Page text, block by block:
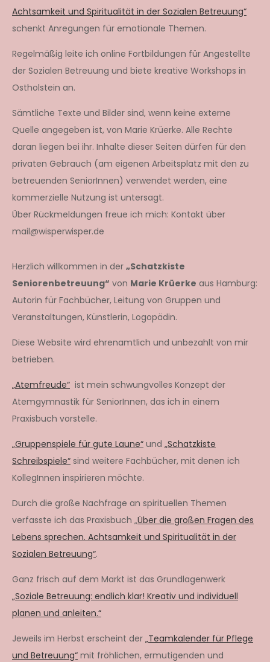
Achtsamkeit und Spiritualität in der Sozialen Betreuung“
schenkt Anregungen für emotionale Themen.
Regelmäßig leite ich online Fortbildungen für Angestellte
der Sozialen Betreuung und biete kreative Workshops in
Ostholstein an.
Sämtliche Texte und Bilder sind, wenn keine externe
Quelle angegeben ist, von Marie Krüerke. Alle Rechte
daran liegen bei ihr. Inhalte dieser Seiten dürfen für den
privaten Gebrauch (am eigenen Arbeitsplatz mit den zu
betreuenden SeniorInnen) verwendet werden, eine
kommerzielle Nutzung ist untersagt.
Über Rückmeldungen freue ich mich: Kontakt über
mail@wisperwisper.de
Herzlich willkommen in der „Schatzkiste
Seniorenbetreuung“ von Marie Krüerke aus Hamburg:
Autorin für Fachbücher, Leitung von Gruppen und
Veranstaltungen, Künstlerin, Logopädin.
Diese Website wird ehrenamtlich und unbezahlt von mir
betrieben.
„Atemfreude“ ist mein schwungvolles Konzept der
Atemgymnastik für SeniorInnen, das ich in einem
Praxisbuch vorstelle.
„Gruppenspiele für gute Laune“ und „Schatzkiste
Schreibspiele“ sind weitere Fachbücher, mit denen ich
KollegInnen inspirieren möchte.
Durch die große Nachfrage an spirituellen Themen
verfasste ich das Praxisbuch „Über die großen Fragen des
Lebens sprechen. Achtsamkeit und Spiritualität in der
Sozialen Betreuung“.
Ganz frisch auf dem Markt ist das Grundlagenwerk
„Soziale Betreuung: endlich klar! Kreativ und individuell
planen und anleiten.“
Jeweils im Herbst erscheint der „Teamkalender für Pflege
und Betreuung“ mit fröhlichen, ermutigenden und